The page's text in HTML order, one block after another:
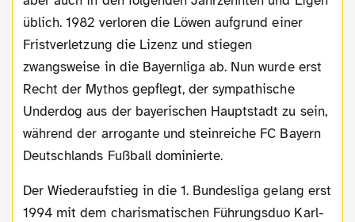
üblich. 1982 verloren die Löwen aufgrund einer
Fristverletzung die Lizenz und stiegen
zwangsweise in die Bayernliga ab. Nun wurde erst
Recht der Mythos gepflegt, der sympathische
Underdog aus der bayerischen Hauptstadt zu sein,
während der arrogante und steinreiche FC Bayern
Deutschlands Fußball dominierte.
Der Wiederaufstieg in die 1. Bundesliga gelang erst
1994 mit dem charismatischen Führungsduo Karl-